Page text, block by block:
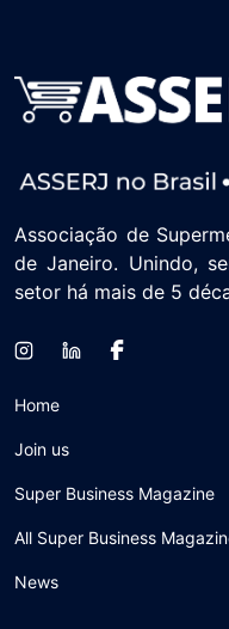
Associação de
de Janeiro. Unindo,
setor há mais de 5
Home
Join us
Super Business Magazine
All Super Business
News